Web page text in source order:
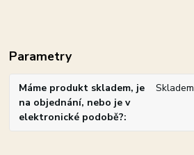
Parametry
Máme produkt skladem, je
na objednání, nebo je v
elektronické podobě?
Skladem